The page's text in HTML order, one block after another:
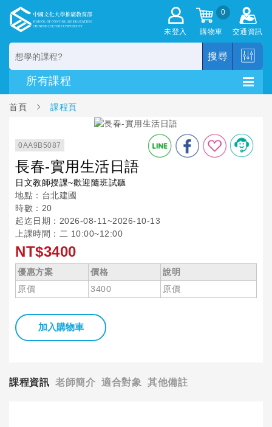
未登入
0
購物車 交通資訊
搜尋
首頁 課程頁
0AA9B5087
長春-實用生活日語
日文教師授課~歡迎隨班試聽
地點：台北建國
時數：20
起迄日期：2026-08-11~2026-10-13
上課時間：二 10:00~12:00
NT$3400
優惠方案 價格
說明
原價
3400 原價
加入購物車
課程資訊 老師簡介 適合對象 其他備註